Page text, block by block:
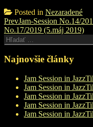
Posted in Nezaradené
Post
navigation
PrevJam-Session No.14/
No.17/2019 (5.máj 2019)
Hľadať:
Najnovšie články
Jam Session in
Jam Session in
Jam Session in
Jam Session in
Jam Session in